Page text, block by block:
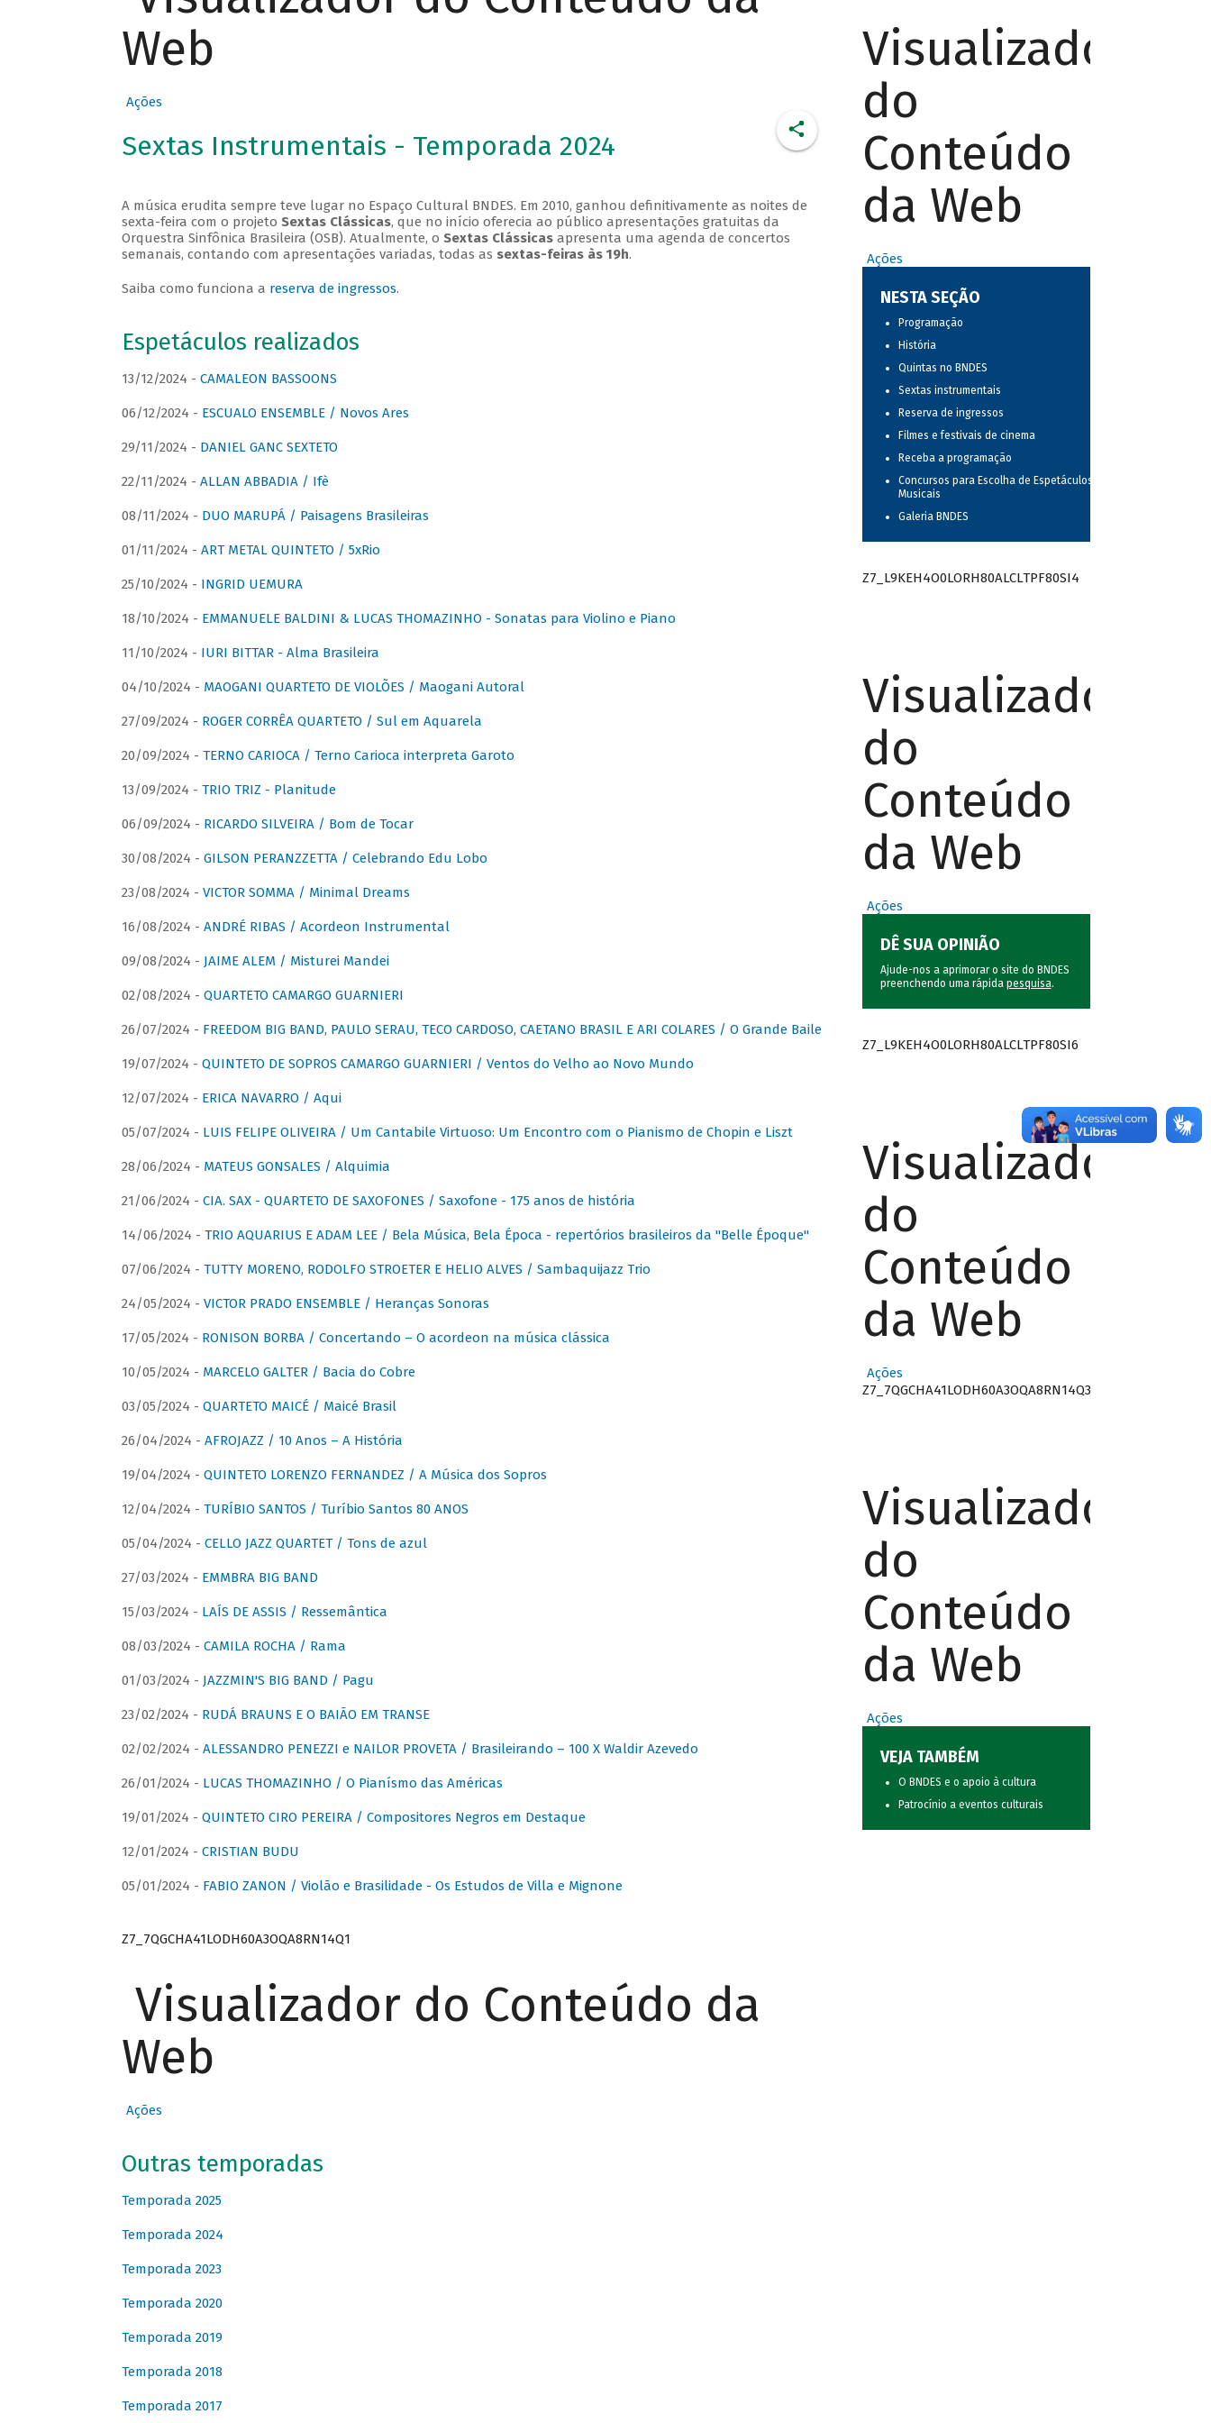
Web
Ações
Sextas Instrumentais - Temporada 2024
A música erudita sempre teve lugar no Espaço Cultural BNDES. Em 2010, ganhou definitivamente as noites de
sexta-feira com o projeto Sextas Clássicas, que no início oferecia ao público apresentações gratuitas da
Orquestra Sinfônica Brasileira (OSB). Atualmente, o Sextas Clássicasapresenta uma agenda de concertos
semanais, contando com apresentações variadas, todas as sextas-feiras às 19h.
Saiba como funciona a reserva de ingressos.
Espetáculos realizados
13/12/2024 - CAMALEON BASSOONS
06/12/2024 - ESCUALO ENSEMBLE / Novos Ares
29/11/2024 - DANIEL GANC SEXTETO
22/11/2024 - ALLAN ABBADIA / Ifè
08/11/2024 - DUO MARUPÁ / Paisagens Brasileiras
01/11/2024 - ART METAL QUINTETO / 5xRio
25/10/2024 - INGRID UEMURA
18/10/2024 - EMMANUELE BALDINI & LUCAS THOMAZINHO - Sonatas para Violino e Piano
11/10/2024 - IURI BITTAR - Alma Brasileira
04/10/2024 - MAOGANI QUARTETO DE VIOLÕES / Maogani Autoral
27/09/2024 - ROGER CORRÊA QUARTETO / Sul em Aquarela
20/09/2024 - TERNO CARIOCA / Terno Carioca interpreta Garoto
13/09/2024 - TRIO TRIZ - Planitude
06/09/2024 - RICARDO SILVEIRA / Bom de Tocar
30/08/2024 - GILSON PERANZZETTA / Celebrando Edu Lobo
23/08/2024 - VICTOR SOMMA / Minimal Dreams
16/08/2024 - ANDRÉ RIBAS / Acordeon Instrumental
09/08/2024 - JAIME ALEM / Misturei Mandei
02/08/2024 - QUARTETO CAMARGO GUARNIERI
26/07/2024 - FREEDOM BIG BAND, PAULO SERAU, TECO CARDOSO, CAETANO BRASIL E ARI COLARES / O Grande Baile
19/07/2024 - QUINTETO DE SOPROS CAMARGO GUARNIERI / Ventos do Velho ao Novo Mundo
12/07/2024 - ERICA NAVARRO / Aqui
05/07/2024 - LUIS FELIPE OLIVEIRA / Um Cantabile Virtuoso: Um Encontro com o Pianismo de Chopin e Liszt
28/06/2024 - MATEUS GONSALES / Alquimia
21/06/2024 - CIA. SAX - QUARTETO DE SAXOFONES / Saxofone - 175 anos de história
14/06/2024 - TRIO AQUARIUS E ADAM LEE / Bela Música, Bela Época - repertórios brasileiros da "Belle Époque"
07/06/2024 - TUTTY MORENO, RODOLFO STROETER E HELIO ALVES / Sambaquijazz Trio
24/05/2024 - VICTOR PRADO ENSEMBLE / Heranças Sonoras
17/05/2024 - RONISON BORBA / Concertando – O acordeon na música clássica
10/05/2024 - MARCELO GALTER / Bacia do Cobre
03/05/2024 - QUARTETO MAICÉ / Maicé Brasil
26/04/2024 - AFROJAZZ / 10 Anos – A História
19/04/2024 - QUINTETO LORENZO FERNANDEZ / A Música dos Sopros
12/04/2024 - TURÍBIO SANTOS / Turíbio Santos 80 ANOS
05/04/2024 - CELLO JAZZ QUARTET / Tons de azul
27/03/2024 - EMMBRA BIG BAND
15/03/2024 - LAÍS DE ASSIS / Ressemântica
08/03/2024 - CAMILA ROCHA / Rama
01/03/2024 - JAZZMIN'S BIG BAND / Pagu
23/02/2024 - RUDÁ BRAUNS E O BAIÃO EM TRANSE
02/02/2024 - ALESSANDRO PENEZZI e NAILOR PROVETA / Brasileirando – 100 X Waldir Azevedo
26/01/2024 - LUCAS THOMAZINHO / O Pianísmo das Américas
19/01/2024 - QUINTETO CIRO PEREIRA / Compositores Negros em Destaque
12/01/2024 - CRISTIAN BUDU
05/01/2024 - FABIO ZANON / Violão e Brasilidade - Os Estudos de Villa e Mignone
Z7_7QGCHA41LODH60A3OQA8RN14Q1
Visualizador do Conteúdo da
Web
Ações
Outras temporadas
Temporada 2025
Temporada 2024
Temporada 2023
Temporada 2020
Temporada 2019
Temporada 2018
Temporada 2017
Visualizador
do
Conteúdo
da Web
Ações
NESTA SEÇÃO
Programação
História
Quintas no BNDES
Sextas instrumentais
Reserva de ingressos
Filmes e festivais de cinema
Receba a programação
Concursos para Escolha de Espetáculos
Musicais
Galeria BNDES
Z7_L9KEH4O0LORH80ALCLTPF80SI4
Visualizador
do
Conteúdo
da Web
Ações
DÊ SUA OPINIÃO
Ajude-nos a aprimorar o site do BNDES
preenchendo uma rápida pesquisa.
Z7_L9KEH4O0LORH80ALCLTPF80SI6
Visualizador
do
Conteúdo
da Web
Ações
Z7_7QGCHA41LODH60A3OQA8RN14Q3
Visualizador
do
Conteúdo
da Web
Ações
VEJA TAMBÉM
O BNDES e o apoio à cultura
Patrocínio a eventos culturais